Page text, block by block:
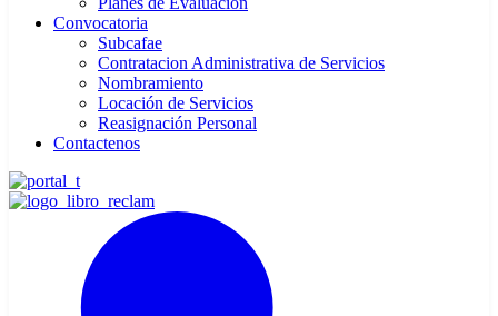
Convocatoria
Subcafae
Contratacion Administrativa de Servicios
Nombramiento
Locación de Servicios
Reasignación Personal
Contactenos